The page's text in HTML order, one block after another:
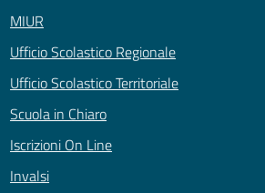
MIUR
Ufficio Scolastico Regionale
Ufficio Scolastico Territoriale
Scuola in Chiaro
Iscrizioni On Line
Invalsi